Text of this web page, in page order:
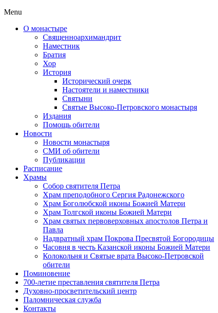
Menu
О монастыре
Священноархимандрит
Наместник
Братия
Хор
История
Исторический очерк
Настоятели и наместники
Святыни
Святые Высоко-Петровского монастыря
Издания
Помощь обители
Новости
Новости монастыря
СМИ об обители
Публикации
Расписание
Храмы
Собор святителя Петра
Храм преподобного Сергия Радонежского
Храм Боголюбской иконы Божией Матери
Храм Толгской иконы Божией Матери
Храм святых первоверховных апостолов Петра и
Павла
Надвратный храм Покрова Пресвятой Богородицы
Часовня в честь Казанской иконы Божией Матери
Колокольня и Святые врата Высоко-Петровской
обители
Поминовение
700-летие преставления святителя Петра
Духовно-просветительский центр
Паломническая служба
Контакты